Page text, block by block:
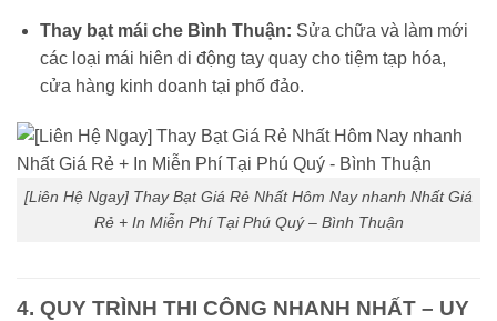
Thay bạt mái che Bình Thuận: Sửa chữa và làm mới
các loại mái hiên di động tay quay cho tiệm tạp hóa,
cửa hàng kinh doanh tại phố đảo.
[Liên Hệ Ngay] Thay Bạt Giá Rẻ Nhất Hôm Nay nhanh Nhất Giá
Rẻ + In Miễn Phí Tại Phú Quý – Bình Thuận
4. QUY TRÌNH THI CÔNG NHANH NHẤT – UY